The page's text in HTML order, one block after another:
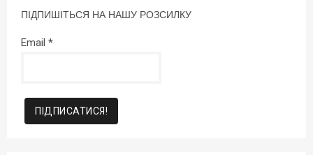
ПІДПИШІТЬСЯ НА НАШУ РОЗСИЛКУ
Email *